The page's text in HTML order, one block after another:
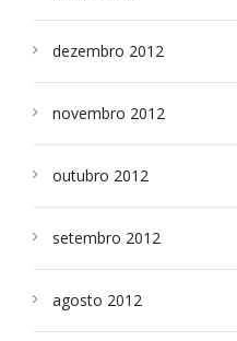
dezembro 2012
novembro 2012
outubro 2012
setembro 2012
agosto 2012